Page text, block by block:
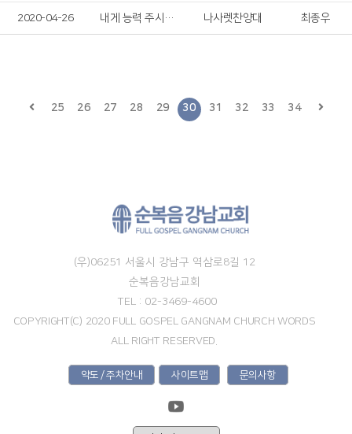
2020-04-26 내게 능력 주시는 자 안에서 나사렛찬양대 최종우
25 26 27 28 29 30 31 32 33 34
(우)06251 서울시 강남구 역삼로8길 12
순복음강남교회
TEL : 02-3469-4600
COPYRIGHT(C) 2020 FULL GOSPEL GANGNAM CHURCH WORDS
ALL RIGHT RESERVED.
약도 / 주차안내 사이트맵 문의사항